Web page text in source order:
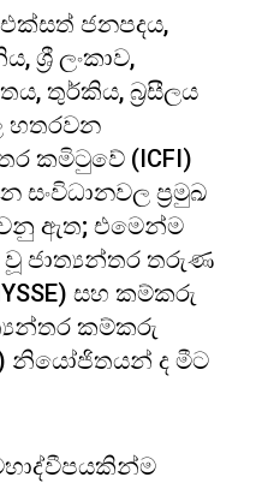
ජනපදය,
ශ්‍රී ලංකාව,
තුර්කිය, බ්‍රසීලය
හතරවන
කමිටුවේ (ICFI)
සංවිධානවල ප්‍රමුඛ
ඇත; එමෙන්ම
වූ ජාත්‍යන්තර තරුණ
සහ කම්කරු
කම්කරු
නියෝජිතයන් ද මීට